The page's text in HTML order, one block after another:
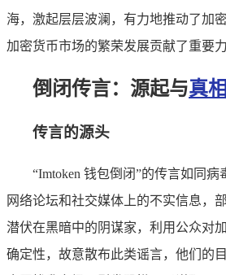
海，激起层层波澜，有力地推动了加
加密货币市场的繁荣发展贡献了重要力
倒闭传言：源起与真
传言的源头
“Imtoken 钱包倒闭”的传言如同
网络论坛和社交媒体上的不实信息，
潜伏在黑暗中的阴谋家，利用公众对
确定性，故意散布此类谣言，他们的